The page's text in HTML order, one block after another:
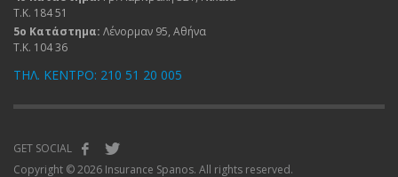
Τ.Κ. 184 51
5ο Κατάστημα: Λένορμαν 95, Αθήνα
Τ.Κ. 104 36
ΤΗΛ. ΚΕΝΤΡΟ: 210 51 20 005
GET SOCIAL
Copyright © 2026 Insurance Spanos. All rights reserved.